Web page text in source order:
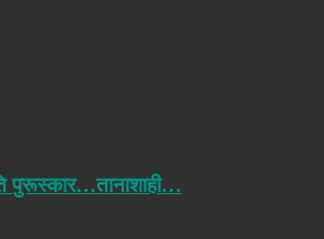
पुरूस्कार…तानाशाही…